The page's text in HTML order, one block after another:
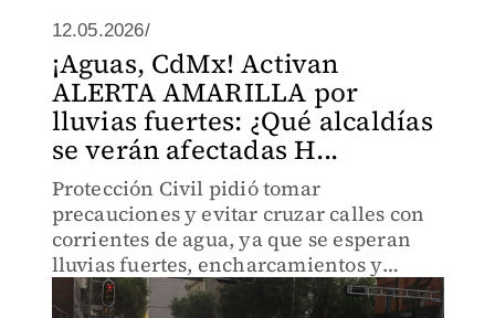
12.05.2026/
¡Aguas, CdMx! Activan
ALERTA AMARILLA por
lluvias fuertes: ¿Qué alcaldías
se verán afectadas H...
Protección Civil pidió tomar
precauciones y evitar cruzar calles con
corrientes de agua, ya que se esperan
lluvias fuertes, encharcamientos y
posible caída de granizo.